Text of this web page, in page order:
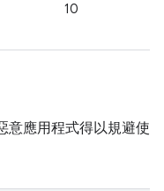
10
意應用程式得以規避使